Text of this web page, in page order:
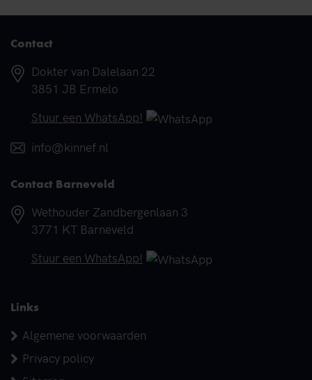
Contact
Adres
Dokter van Dalelaan 22
3851 JB Ermelo
Telefoonnummer
Stuur een WhatsApp!
E-mail
info@kinnef.nl
Contact Barneveld
Adres
Wethouder Zandbergenlaan 3
3771 KT Barneveld
Telefoonnummer
Stuur een WhatsApp!
Links
Algemene voorwaarden
Privacy policy